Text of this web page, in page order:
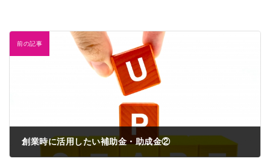
前の記事
創業時に活用したい補助金・助成金②